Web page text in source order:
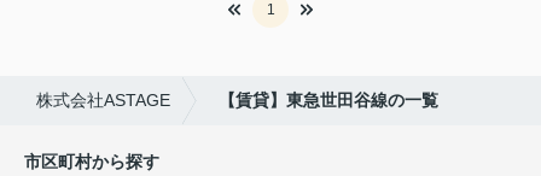
1
株式会社ASTAGE 【賃貸】東急世田谷線の一覧
市区町村から探す